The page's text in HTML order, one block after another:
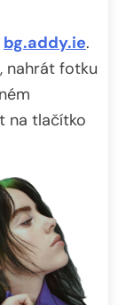
bg.addy.ie.
nahrát fotku
na tlačítko